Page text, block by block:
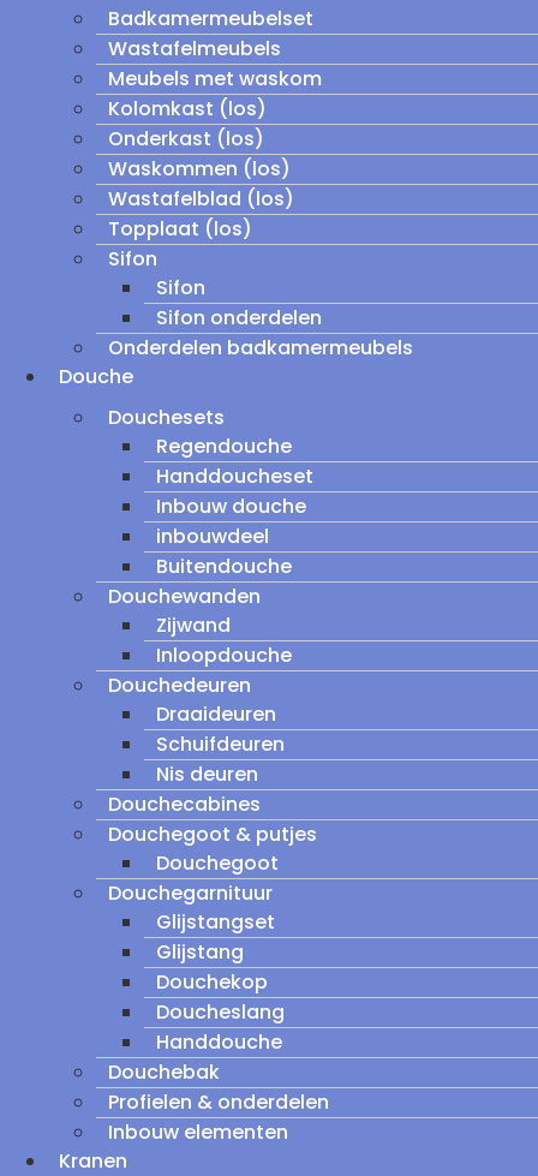
Badkamermeubelset
Wastafelmeubels
Meubels met waskom
Kolomkast (los)
Onderkast (los)
Waskommen (los)
Wastafelblad (los)
Topplaat (los)
Sifon
Sifon
Sifon onderdelen
Onderdelen badkamermeubels
Douche
Douchesets
Regendouche
Handdoucheset
Inbouw douche
inbouwdeel
Buitendouche
Douchewanden
Zijwand
Inloopdouche
Douchedeuren
Draaideuren
Schuifdeuren
Nis deuren
Douchecabines
Douchegoot & putjes
Douchegoot
Douchegarnituur
Glijstangset
Glijstang
Douchekop
Doucheslang
Handdouche
Douchebak
Profielen & onderdelen
Inbouw elementen
Kranen